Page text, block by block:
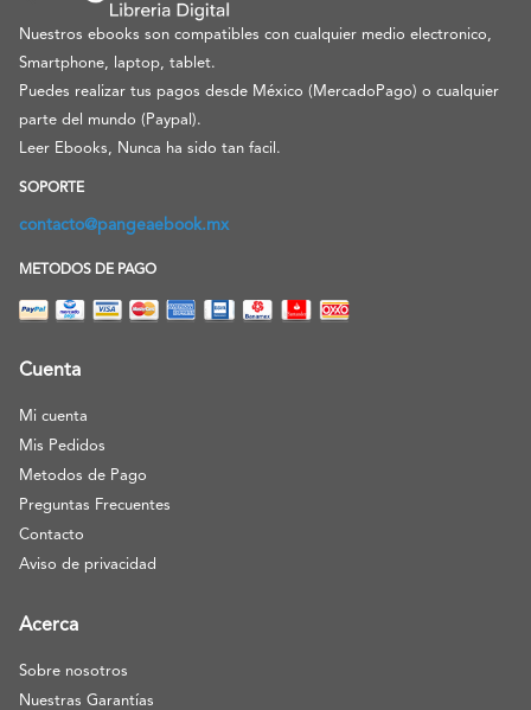
Nuestros ebooks son compatibles con cualquier medio electronico,
Smartphone, laptop, tablet.
Puedes realizar tus pagos desde México (MercadoPago) o cualquier
parte del mundo (Paypal).
Leer Ebooks, Nunca ha sido tan facil.
SOPORTE
contacto@pangeaebook.mx
METODOS DE PAGO
Cuenta
Mi cuenta
Mis Pedidos
Metodos de Pago
Preguntas Frecuentes
Contacto
Aviso de privacidad
Acerca
Sobre nosotros
Nuestras Garantías